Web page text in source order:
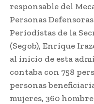
responsable del
Personas
Periodistas de la
(Segob), Enrique
al inicio de esta
contaba con 758
personas
mujeres, 360